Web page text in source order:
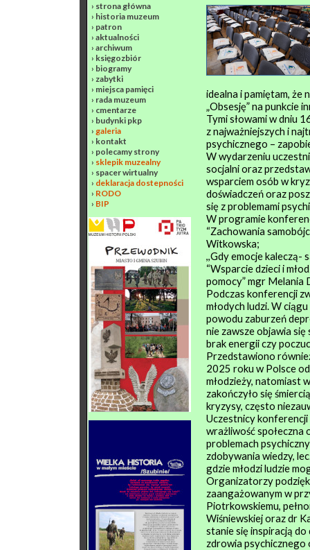
› strona główna
› historia muzeum
› patron
› aktualności
› archiwum
› księgozbiór
› biogramy
› zabytki
› miejsca pamięci
› rada muzeum
› cmentarze
› budynki pkp
› galeria
› kontakt
› polecamy strony
› sklepik muzealny
› spacer wirtualny
› deklaracja dostepności
› RODO
› BIP
idealna i pamiętam, że
„Obsesję” na punkcie
Tymi słowami w dniu
z najważniejszych i
psychicznego –
W wydarzeniu
socjalni oraz
wsparciem osób w
doświadczeń oraz
się z problemami
W programie
“Zachowania
Witkowska;
,,Gdy emocje kaleczą-
“Wsparcie dzieci i
pomocy” mgr Melania
Podczas konferencji
młodych ludzi. W
powodu zaburzeń
nie zawsze objawia
brak energii czy
Przedstawiono
2025 roku w Polsce
młodzieży, natomiast
zakończyło się
kryzysy, często
Uczestnicy
wrażliwość społeczna
problemach
zdobywania wiedzy,
gdzie młodzi ludzie
Organizatorzy
zaangażowanym w
Piotrkowskiemu,
Wiśniewskiej oraz dr
stanie się inspiracją do
zdrowia psychicznego